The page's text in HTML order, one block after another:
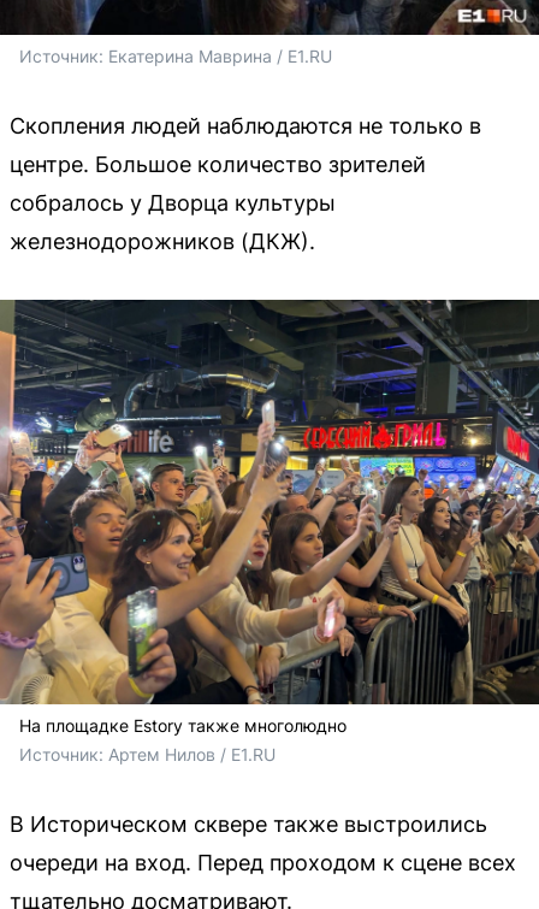
Источник: Екатерина Маврина / E1.RU
Скопления людей наблюдаются не только в
центре. Большое количество зрителей
собралось у Дворца культуры
железнодорожников (ДКЖ).
На площадке Estory также многолюдно
Источник: Артем Нилов / E1.RU
В Историческом сквере также выстроились
очереди на вход. Перед проходом к сцене всех
тщательно досматривают.